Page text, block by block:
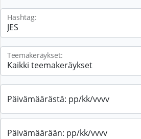
Hashtag:
Teemakeräykset:
Päivämäärästä: pp/kk/vvvv
Päivämäärään: pp/kk/vvvv